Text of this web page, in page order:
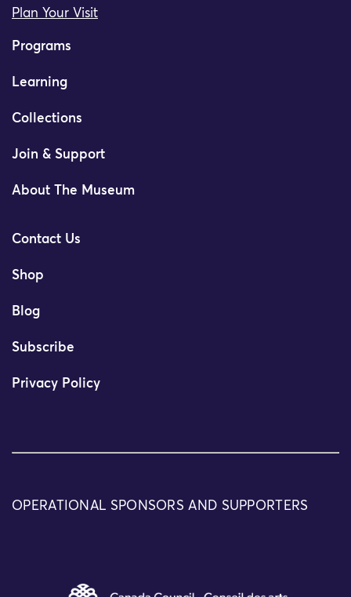
Plan Your Visit
Programs
Learning
Collections
Join & Support
About The Museum
Contact Us
Shop
Blog
Subscribe
Privacy Policy
OPERATIONAL SPONSORS AND SUPPORTERS